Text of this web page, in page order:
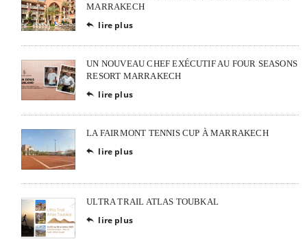
MARRAKECH
 lire plus
UN NOUVEAU CHEF EXÉCUTIF AU FOUR SEASONS
RESORT MARRAKECH
 lire plus
LA FAIRMONT TENNIS CUP À MARRAKECH
 lire plus
ULTRA TRAIL ATLAS TOUBKAL
 lire plus